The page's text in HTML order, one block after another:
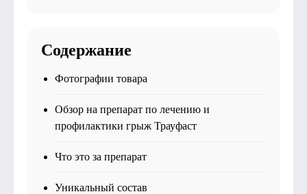
Содержание
Фотографии товара
Обзор на препарат по лечению и
профилактики грыж Трауфаст
Что это за препарат
Уникальный состав